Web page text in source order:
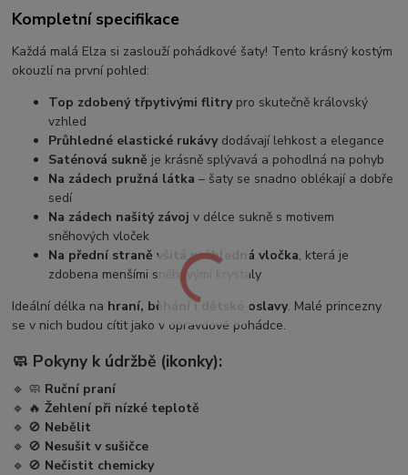
Kompletní specifikace
Každá malá Elza si zaslouží pohádkové šaty! Tento krásný kostým
okouzlí na první pohled:
Top zdobený třpytivými flitrypro skutečně královský
vzhled
Průhledné elastické rukávydodávají lehkost a elegance
Saténová sukně je krásně splývavá a pohodlná na pohyb
Na zádech pružná látka – šaty se snadno oblékají a dobře
sedí
Na zádech našitý závoj v délce sukně s motivem
sněhových vloček
Na přední straně všitá průhledná vločka, která je
zdobena menšími sněhovými krystaly
Ideální délka na hraní, běhání i dětské oslavy. Malé princezny
se v nich budou cítit jako v opravdové pohádce.
🧼 Pokyny k údržbě (ikonky):
🔹 🧼 Ruční praní
🔹 🔥Žehlení při nízké teplotě
🔹 🚫 Nebělit
🔹 🚫 Nesušit v sušičce
🔹 🚫 Nečistit chemicky